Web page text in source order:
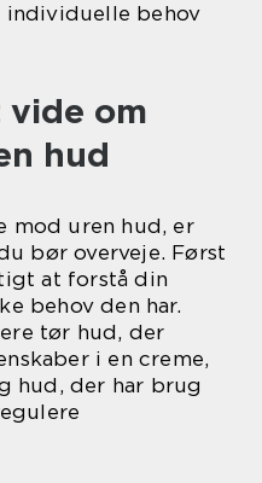
behov
om
hud
mod uren hud, er
bør overveje. Først
at forstå din
behov den har.
tør hud, der
i en creme,
hud, der har brug